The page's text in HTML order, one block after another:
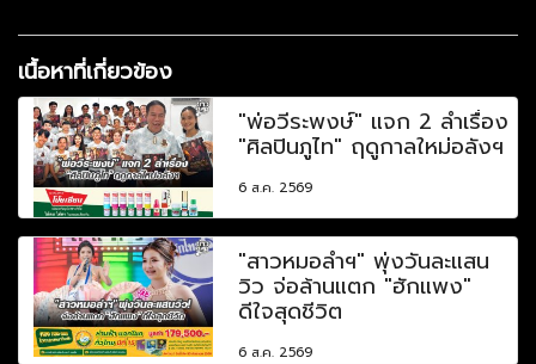
เนื้อหาที่เกี่ยวข้อง
"พ่อวีระพงษ์" แจก 2 ลำเรื่อง
"ศิลปินภูไท" ฤดูกาลใหม่อลังฯ
6 ส.ค. 2569
"สาวหมอลำฯ" พุ่งวันละแสน
วิว จ่อล้านแตก "ฮักแพง"
ดีใจสุดชีวิต
6 ส.ค. 2569